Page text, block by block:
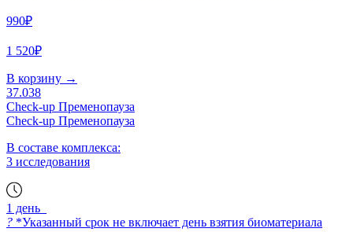
990₽
1 520₽
В корзину →
37.038
Check-up Пременопауза
Check-up Пременопауза
В составе комплекса:
3 исследования
1 день
? *Указанный срок не включает день взятия биоматериала